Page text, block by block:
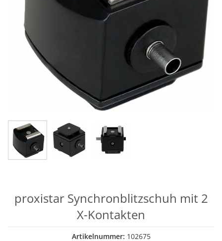
proxistar Synchronblitzschuh mit 2
X-Kontakten
Artikelnummer: 102675